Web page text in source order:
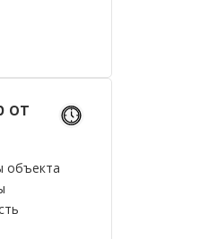
от
объекта